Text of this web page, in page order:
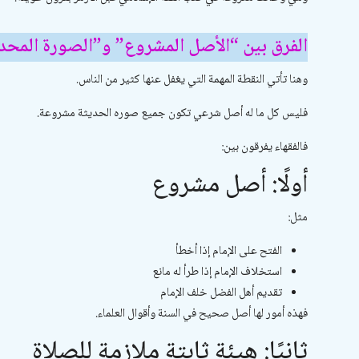
الفرق بين “الأصل المشروع” و”الصورة
وهنا تأتي النقطة المهمة التي يغفل عنها كثير من الناس.
فليس كل ما له أصل شرعي تكون جميع صوره الحديثة مشروعة.
فالفقهاء يفرقون بين:
أولًا: أصل مشروع
مثل:
الفتح على الإمام إذا أخطأ
استخلاف الإمام إذا طرأ له مانع
تقديم أهل الفضل خلف الإمام
فهذه أمور لها أصل صحيح في السنة وأقوال العلماء.